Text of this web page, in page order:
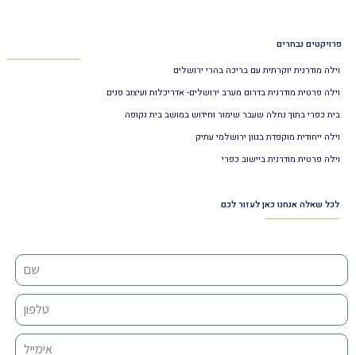
פרויקטים נבחרים
וילה מודרנית יוקרתית עם בריכה בהרי ירושלים
וילה פרטית מודרנית בדרום מערב ירושלים- אדריכלות ועיצוב פנים
בית כפרי בתוך נחלה שעבר שימור וחידוש במושב בית נקופה
וילה ייחודית מוקפדת בגוון ירושלמי עתיק
וילה פרטית מודרנית ביישוב כפרי
לכל שאלה אנחנו כאן לעזור לכם